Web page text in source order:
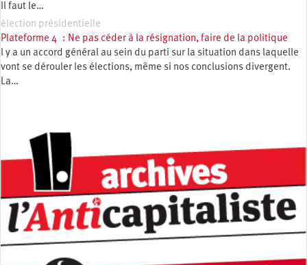
Il faut le…
élection présidentielle
Plateforme 4 : Ne pas céder à la résignation, faire de la politique
l y a un accord général au sein du parti sur la situation dans laquelle
vont se dérouler les élections, même si nos conclusions divergent.
La…